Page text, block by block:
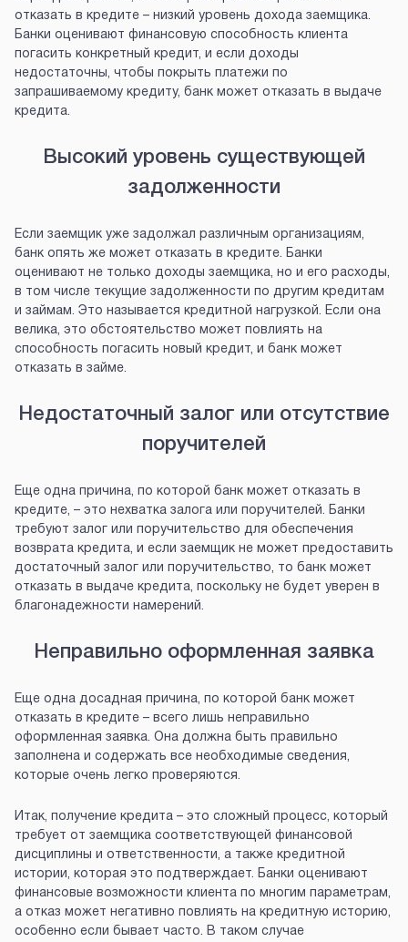
отказать в кредите – низкий уровень дохода заемщика.
Банки оценивают финансовую способность клиента
погасить конкретный кредит, и если доходы
недостаточны, чтобы покрыть платежи по
запрашиваемому кредиту, банк может отказать в выдаче
кредита.
Высокий уровень существующей
задолженности
Если заемщик уже задолжал различным организациям,
банк опять же может отказать в кредите. Банки
оценивают не только доходы заемщика, но и его расходы,
в том числе текущие задолженности по другим кредитам
и займам. Это называется кредитной нагрузкой. Если она
велика, это обстоятельство может повлиять на
способность погасить новый кредит, и банк может
отказать в займе.
Недостаточный залог или отсутствие
поручителей
Еще одна причина, по которой банк может отказать в
кредите, – это нехватка залога или поручителей. Банки
требуют залог или поручительство для обеспечения
возврата кредита, и если заемщик не может предоставить
достаточный залог или поручительство, то банк может
отказать в выдаче кредита, поскольку не будет уверен в
благонадежности намерений.
Неправильно оформленная заявка
Еще одна досадная причина, по которой банк может
отказать в кредите – всего лишь неправильно
оформленная заявка. Она должна быть правильно
заполнена и содержать все необходимые сведения,
которые очень легко проверяются.
Итак, получение кредита – это сложный процесс, который
требует от заемщика соответствующей финансовой
дисциплины и ответственности, а также кредитной
истории, которая это подтверждает. Банки оценивают
финансовые возможности клиента по многим параметрам,
а отказ может негативно повлиять на кредитную историю,
особенно если бывает часто. В таком случае